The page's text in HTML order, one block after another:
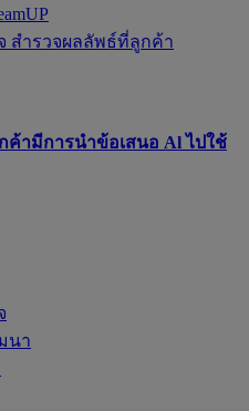
สำรวจผลลัพธ์ที่ลูกค้า
ค้ามีการนำข้อเสนอ Al ไปใช้
นา